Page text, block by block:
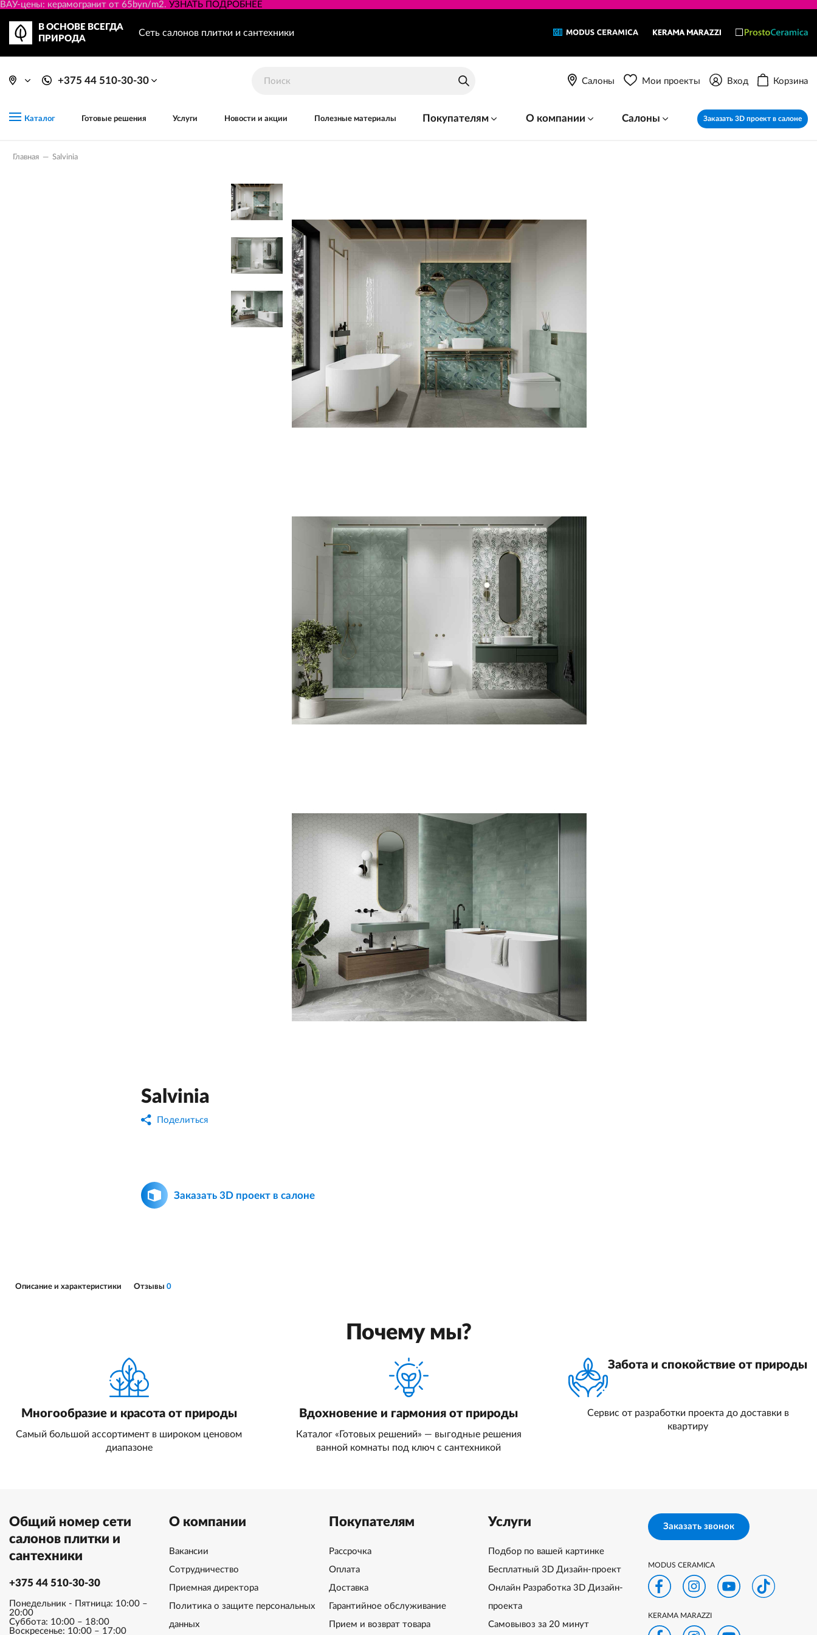
ВАУ-цены: керамогранит от 65byn/m2. УЗНАТЬ ПОДРОБНЕЕ
В ОСНОВЕ ВСЕГДА
ПРИРОДА
Сеть салонов плитки и сантехники
+375 44 510-30-30 Салоны Мои проекты Вход Корзина
Каталог Готовые решения Услуги Новости и акции Полезные материалы Покупателям О компании Салоны Заказать 3D проект в салоне
Главная — Salvinia
Salvinia
Поделиться
Заказать 3D проект в салоне
Описание и характеристики Отзывы 0
Почему мы?
Многообразие и красота от природы
Самый большой ассортимент в широком ценовом
диапазоне
Вдохновение и гармония от природы
Каталог «Готовых решений» — выгодные решения
ванной комнаты под ключ с сантехникой
Забота и спокойствие от природы
Сервис от разработки проекта до доставки в
квартиру
Общий номер сети
салонов плитки и
сантехники
+375 44 510-30-30
Понедельник - Пятница: 10:00 –
20:00
Суббота: 10:00 – 18:00
Воскресенье: 10:00 – 17:00
О компании
Вакансии
Сотрудничество
Приемная директора
Политика о защите персональных
данных
Покупателям
Рассрочка
Оплата
Доставка
Гарантийное обслуживание
Прием и возврат товара
Услуги
Подбор по вашей картинке
Бесплатный 3D Дизайн-проект
Онлайн Разработка 3D Дизайн-
проекта
Самовывоз за 20 минут
Заказать звонок
MODUS CERAMICA
KERAMA MARAZZI